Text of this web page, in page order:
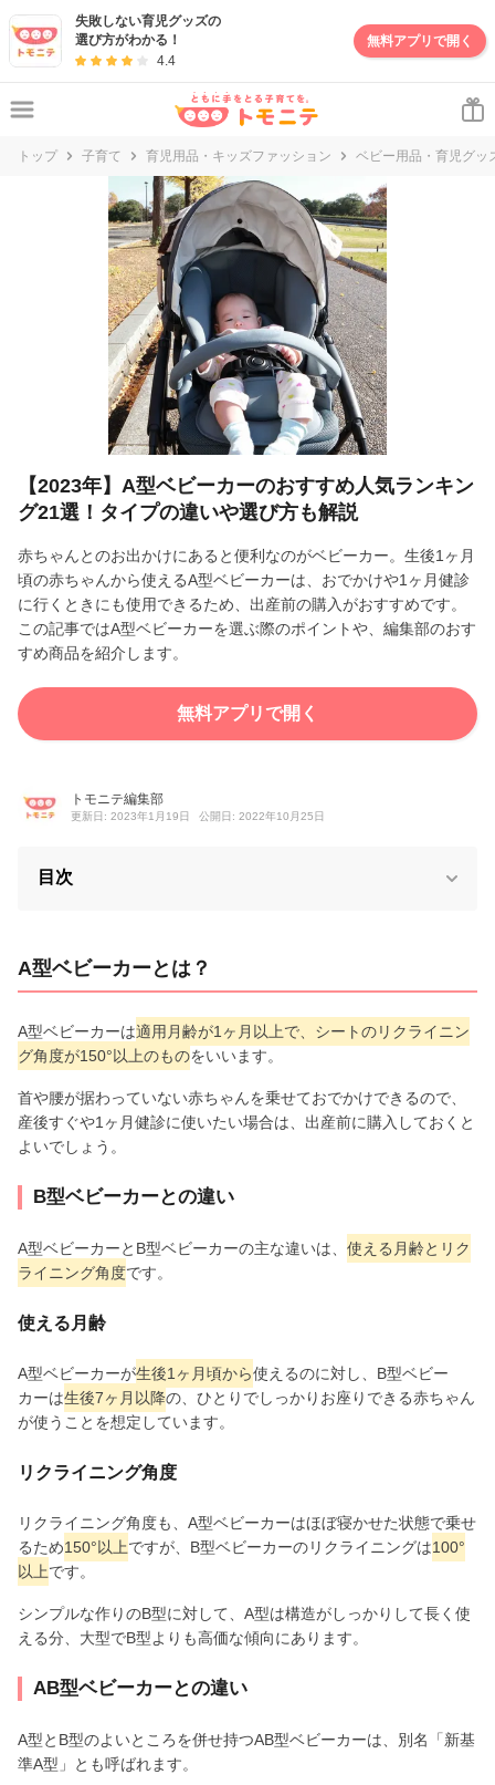
失敗しない育児グッズの
選び方がわかる！
4.4
無料アプリで開く
トップ 子育て 育児用品・キッズファッション ベビー用品・育児グッ
【2023年】A型ベビーカーのおすすめ人気ランキン
グ21選！タイプの違いや選び方も解説
赤ちゃんとのお出かけにあると便利なのがベビーカー。生後1ヶ月
頃の赤ちゃんから使えるA型ベビーカーは、おでかけや1ヶ月健診
に行くときにも使用できるため、出産前の購入がおすすめです。
この記事ではA型ベビーカーを選ぶ際のポイントや、編集部のおす
すめ商品を紹介します。
無料アプリで開く
トモニテ編集部
更新日: 2023年1月19日 公開日: 2022年10月25日
目次
A型ベビーカーとは？
A型ベビーカーは適用月齢が1ヶ月以上で、シートのリクライニン
グ角度が150°以上のものをいいます。
首や腰が据わっていない赤ちゃんを乗せておでかけできるので、
産後すぐや1ヶ月健診に使いたい場合は、出産前に購入しておくと
よいでしょう。
B型ベビーカーとの違い
A型ベビーカーとB型ベビーカーの主な違いは、 使える月齢とリク
ライニング角度です。
使える月齢
A型ベビーカーが生後1ヶ月頃から使えるのに対し、B型ベビー
カーは生後7ヶ月以降の、ひとりでしっかりお座りできる赤ちゃん
が使うことを想定しています。
リクライニング角度
リクライニング角度も、A型ベビーカーはほぼ寝かせた状態で乗せ
るため150°以上ですが、B型ベビーカーのリクライニングは100°
以上です。
シンプルな作りのB型に対して、A型は構造がしっかりして長く使
える分、大型でB型よりも高価な傾向にあります。
AB型ベビーカーとの違い
A型とB型のよいところを併せ持つAB型ベビーカーは、別名「新基
準A型」とも呼ばれます。